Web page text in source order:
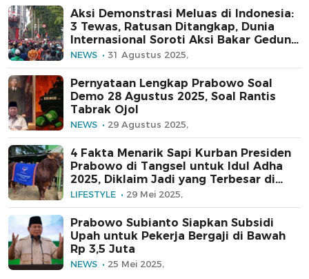
Aksi Demonstrasi Meluas di Indonesia:
3 Tewas, Ratusan Ditangkap, Dunia
Internasional Soroti Aksi Bakar Gedung
DPRD
NEWS 31 Agustus 2025,
Pernyataan Lengkap Prabowo Soal
Demo 28 Agustus 2025, Soal Rantis
Tabrak Ojol
NEWS 29 Agustus 2025,
4 Fakta Menarik Sapi Kurban Presiden
Prabowo di Tangsel untuk Idul Adha
2025, Diklaim Jadi yang Terbesar di
Provinsi Banten
LIFESTYLE 29 Mei 2025,
Prabowo Subianto Siapkan Subsidi
Upah untuk Pekerja Bergaji di Bawah
Rp 3,5 Juta
NEWS 25 Mei 2025,